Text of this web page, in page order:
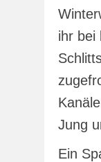
ihr bei
Jung
Ein